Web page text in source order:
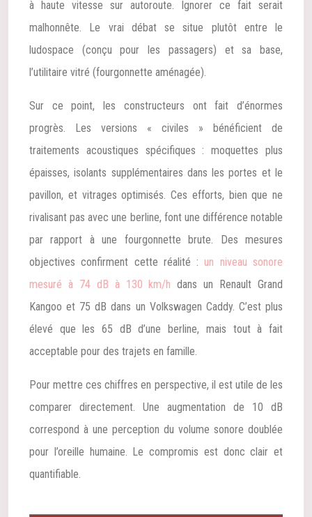
à haute vitesse sur autoroute. Ignorer ce fait serait
malhonnête. Le vrai débat se situe plutôt entre le
ludospace (conçu pour les passagers) et sa base,
l’utilitaire vitré (fourgonnette aménagée).
Sur ce point, les constructeurs ont fait d’énormes
progrès. Les versions « civiles » bénéficient de
traitements acoustiques spécifiques : moquettes plus
épaisses, isolants supplémentaires dans les portes et le
pavillon, et vitrages optimisés. Ces efforts, bien que ne
rivalisant pas avec une berline, font une différence notable
par rapport à une fourgonnette brute. Des mesures
objectives confirment cette réalité :un niveau sonore
mesuré à 74 dB à 130 km/h dans un Renault Grand
Kangoo et 75 dB dans un Volkswagen Caddy. C’est plus
élevé que les 65 dB d’une berline, mais tout à fait
acceptable pour des trajets en famille.
Pour mettre ces chiffres en perspective, il est utile de les
comparer directement. Une augmentation de 10 dB
correspond à une perception du volume sonore doublée
pour l’oreille humaine. Le compromis est donc clair et
quantifiable.